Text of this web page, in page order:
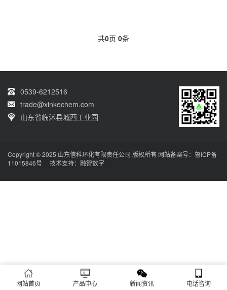
共0页 0条
0539-6212516
trade@xinkechem.com
山东省临沭县城西工业园
Copyright © 2025 山东信科环化有限责任公司 版权所有 网站备案号： 鲁ICP备
11015846号 技术支持： 融智数字
网站首页 产品中心 新闻资讯 电话咨询